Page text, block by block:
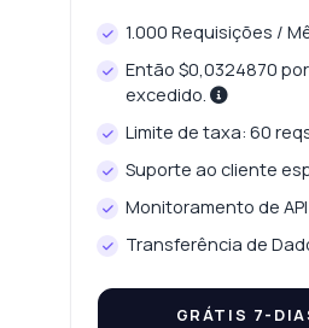
1.000 Requisições /
Então $0,0324870
excedido.
Limite de taxa: 60
Suporte ao cliente
Monitoramento de
Transferência de
GRÁTIS 7-